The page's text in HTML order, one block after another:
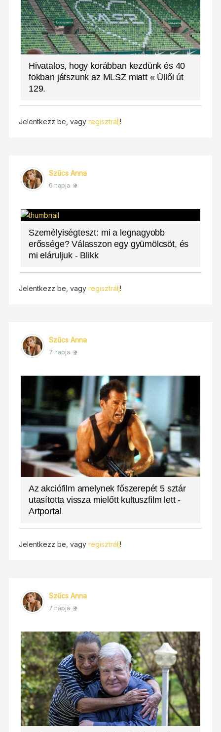
Hivatalos, hogy korábban kezdünk és 40
fokban játszunk az MLSZ miatt « Üllői út
129.
Jelentkezz be, vagy regisztrálj!
Szűcs Anna
6 napja
Személyiségteszt: mi a legnagyobb
erőssége? Válasszon egy gyümölcsöt, és
mi eláruljuk - Blikk
Jelentkezz be, vagy regisztrálj!
Szűcs Anna
7 napja
Az akciófilm amelynek főszerepét 5 sztár
utasította vissza mielőtt kultuszfilm lett -
Artportal
Jelentkezz be, vagy regisztrálj!
Szűcs Anna
7 napja